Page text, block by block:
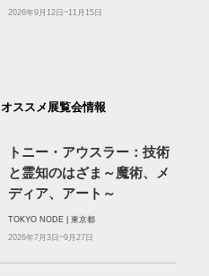
2026年9月12日~11月15日
オススメ展覧会情報
トニー・アウスラー：技術
と霊知のはざま～魔術、メ
ディア、アート～
TOKYO NODE | 東京都
2026年7月3日~9月27日